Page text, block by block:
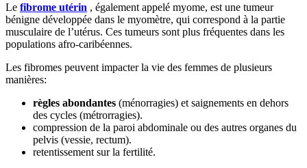
Le fibrome utérin , également appelé myome, est une tumeur
bénigne développée dans le myomètre, qui correspond à la partie
musculaire de l’utérus. Ces tumeurs sont plus fréquentes dans les
populations afro-caribéennes.
Les fibromes peuvent impacter la vie des femmes de plusieurs
manières:
règles abondantes (ménorragies) et saignements en dehors
des cycles (métrorragies).
compression de la paroi abdominale ou des autres organes du
pelvis (vessie, rectum).
retentissement sur la fertilité.